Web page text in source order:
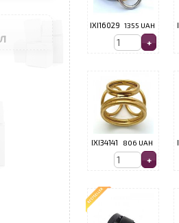
IXI16029 1355 UAH
IXI34141 806 UAH